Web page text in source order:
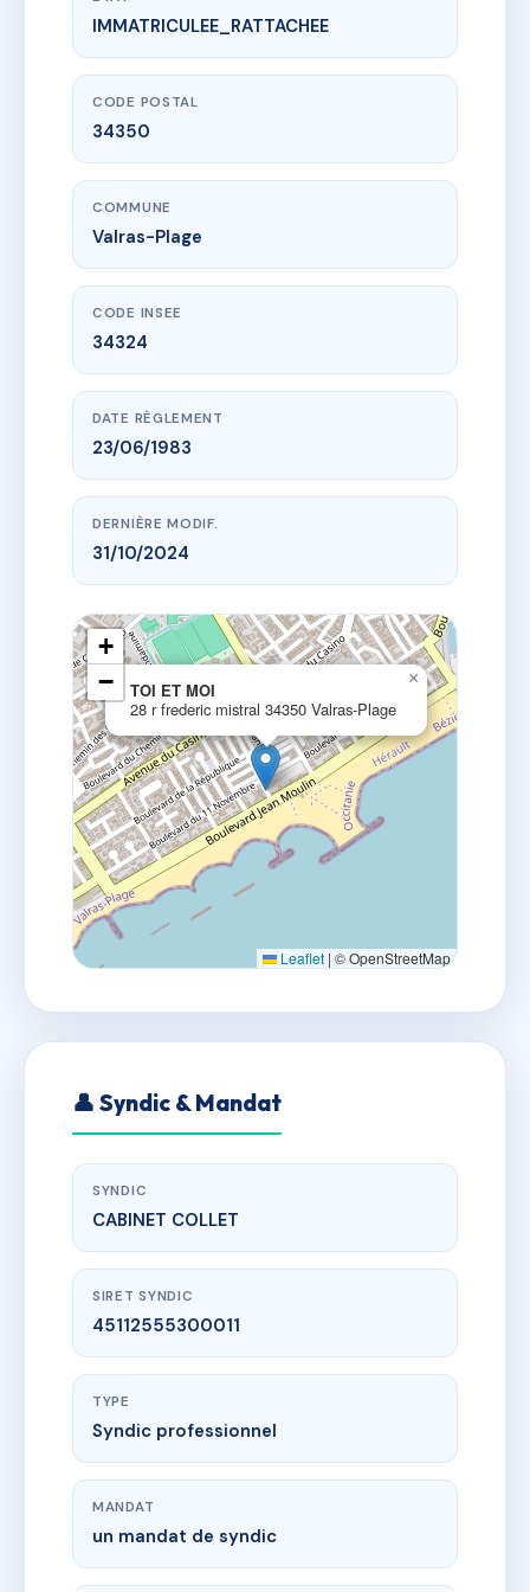
www.vme.plus/AF6385850
TOI ET MOI
28 r frederic mistral
IMMATRICULEE_RATTACHEE
CODE POSTAL
34350
COMMUNE
Valras-Plage
CODE INSEE
34324
DATE RÈGLEMENT
23/06/1983
DERNIÈRE MODIF.
31/10/2024
TOI ET MOI
28 r frederic mistral 34350 Valras-Plage
×
+
−
Leaflet | © OpenStreetMap
👤 Syndic & Mandat
SYNDIC
CABINET COLLET
SIRET SYNDIC
45112555300011
TYPE
Syndic professionnel
MANDAT
un mandat de syndic